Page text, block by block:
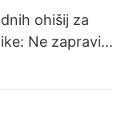
ohišij za
Ne zapravite